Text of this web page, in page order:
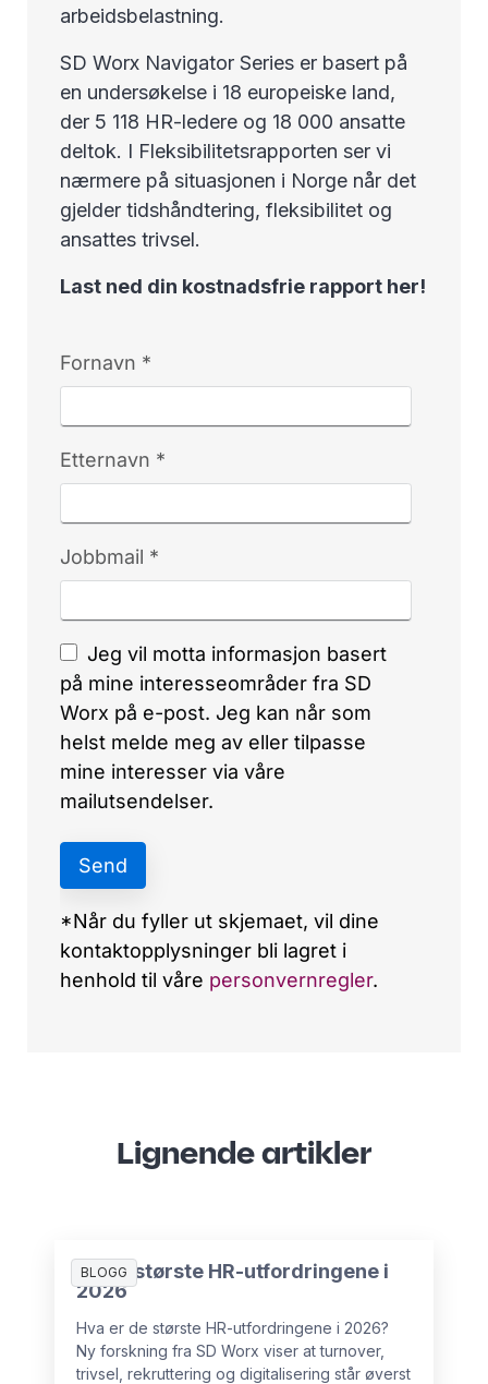
arbeidsbelastning.
SD Worx Navigator Series er basert på
en undersøkelse i 18 europeiske land,
der 5 118 HR-ledere og 18 000 ansatte
deltok. I Fleksibilitetsrapporten ser vi
nærmere på situasjonen i Norge når det
gjelder tidshåndtering, fleksibilitet og
ansattes trivsel.
Last ned din kostnadsfrie rapport her!
Lignende artikler
BLOGG
De 10 største HR-utfordringene i
2026
Hva er de største HR-utfordringene i 2026?
Ny forskning fra SD Worx viser at turnover,
trivsel, rekruttering og digitalisering står øverst